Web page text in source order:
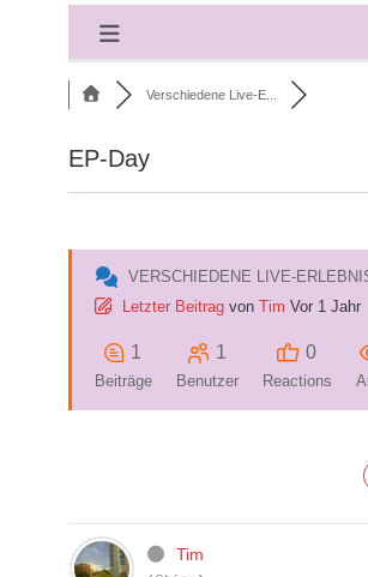
Verschiedene Live-E...
EP-Day
VERSCHIEDENE LIVE-
Letzter Beitrag von Tim Vor 1 Jahr
1
Beiträge
1
Benutzer
0
Reactions
Tim